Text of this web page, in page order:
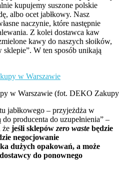
kupujemy suszone polskie
albo ocet jabłkowy. Nasz
naczynie, które następnie
Z kolei dostawca kaw
kawy do naszych słoików,
W ten sposób unikają
w Warszawie (fot. DEKO
jabłkowego – przyjeżdża w
producenta do uzupełnienia” –
że jeśli sklepów zero waste będzie
negocjowanie
dużych opakowań, a może
do ponownego